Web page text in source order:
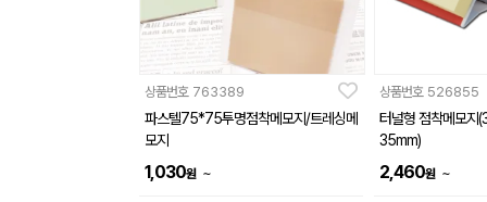
상품번호 763389
파스텔75*75투명점착메모지/트레싱메
모지
1,030원 ~
상품번호 526855
터널형 점착메모지
35mm)
2,460원 ~